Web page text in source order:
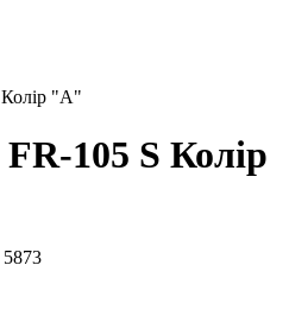
"A"
105 S Колір
5873